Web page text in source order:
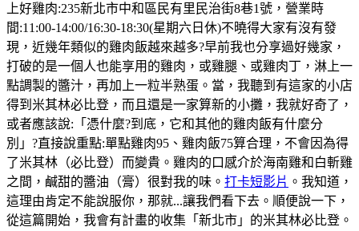
上好雞肉:235新北市中和區民有里民治街8巷1號，營業時
間:11:00-14:00/16:30-18:30(星期六日休)不曉得大家有沒有發
現，近幾年類似的雞肉飯越來越多?早前我也分享過好幾家，
打破的是一個人也能享用的雞肉，或雞腿、或雞肉丁，淋上一
點調製的醬汁，再加上一粒半熟蛋。當，我聽到有這家的小店
得到米其林必比登，而且還是一家算新的小攤，我就好奇了，
或者應該說:「憑什麼?到底，它和其他的雞肉飯有什麼分
別」?直接說重點:單點雞肉95、雞肉飯75算合理，不會因為得
了米其林（必比登）而變貴。雞肉的口感介於海南雞和白斬雞
之間，鹹甜的醬油（膏）很對我的味。 打卡短影片 。我知道，
這理由肯定不能說服你，那就...讓我們看下去。順便說一下，
從這篇開始，我會有計畫的收集「新北市」的米其林必比登。